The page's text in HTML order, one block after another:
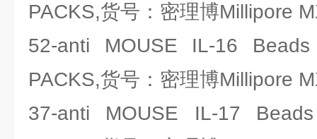
PACKS,货号：密理博Millipore
52-anti MOUSE IL-16
PACKS,货号：密理博Millipore
37-anti MOUSE IL-17